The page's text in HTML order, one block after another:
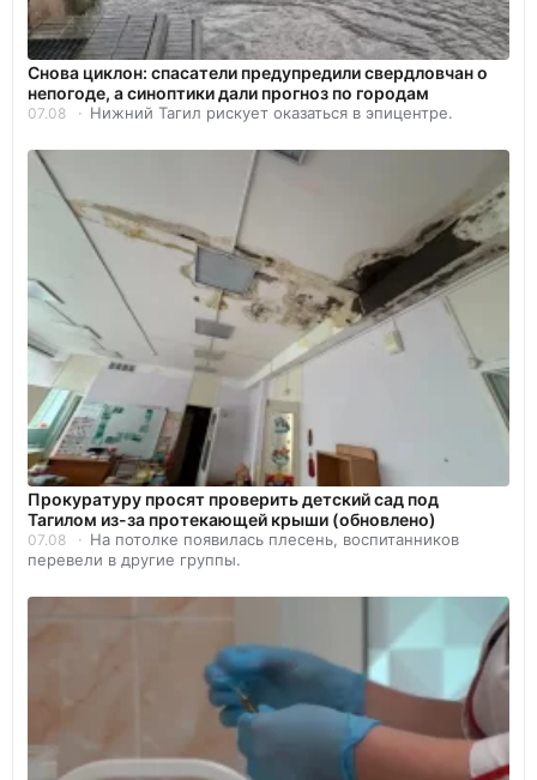
Снова циклон: спасатели предупредили свердловчан о
непогоде, а синоптики дали прогноз по городам
07.08 Нижний Тагил рискует оказаться в эпицентре.
Прокуратуру просят проверить детский сад под
Тагилом из-за протекающей крыши (обновлено)
07.08
На потолке появилась плесень, воспитанников
перевели в другие группы.